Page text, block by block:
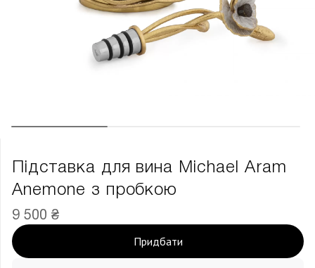
Підставка для вина Michael Aram
Anemone з пробкою
9 500 ₴
Придбати